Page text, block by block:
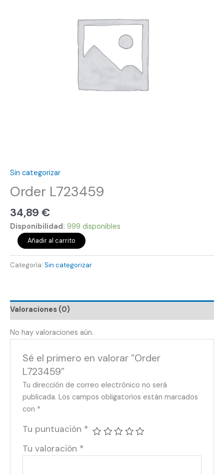
Sin categorizar
Order L723459
34,89 €
Disponibilidad: 999 disponibles
Añadir al carrito
Categoría: Sin categorizar
Valoraciones (0)
No hay valoraciones aún.
Sé el primero en valorar “Order
L723459”
Tu dirección de correo electrónico no será
publicada. Los campos obligatorios están marcados
con *
Tu puntuación *
Tu valoración *